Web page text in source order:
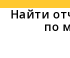
Найти
по